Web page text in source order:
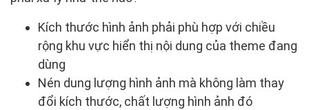
Kích thước hình ảnh phải phù hợp với chiều
rộng khu vực hiển thị nội dung của theme đang
dùng
Nén dung lượng hình ảnh mà không làm thay
đổi kích thước, chất lượng hình ảnh đó